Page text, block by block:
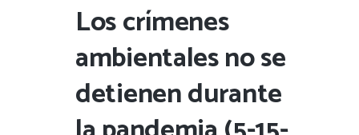
Los crímenes
ambientales no se
detienen durante